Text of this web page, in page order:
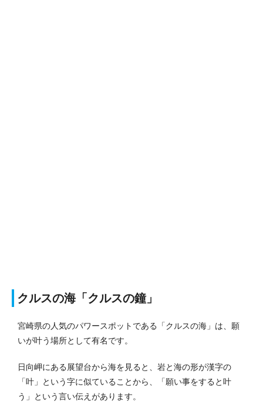
クルスの海「クルスの鐘」
宮崎県の人気のパワースポットである「クルスの海」は、願
いが叶う場所として有名です。
日向岬にある展望台から海を見ると、岩と海の形が漢字の
「叶」という字に似ていることから、「願い事をすると叶
う」という言い伝えがあります。